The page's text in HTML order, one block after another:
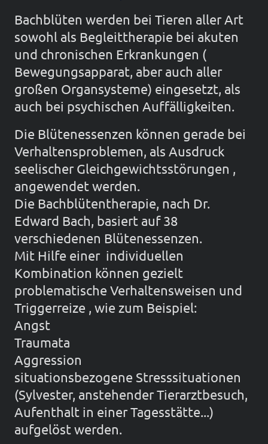
Bachblüten werden bei Tieren aller Art
sowohl als Begleittherapie bei akuten
und chronischen Erkrankungen (
Bewegungsapparat, aber auch aller
großen Organsysteme) eingesetzt, als
auch bei psychischen Auffälligkeiten.
Die Blütenessenzen können gerade bei
Verhaltensproblemen, als Ausdruck
seelischer Gleichgewichtsstörungen ,
angewendet werden.
Die Bachblütentherapie, nach Dr.
Edward Bach, basiert auf 38
verschiedenen Blütenessenzen.
Mit Hilfe einer individuellen
Kombination können gezielt
problematische Verhaltensweisen und
Triggerreize , wie zum Beispiel:
Angst
Traumata
Aggression
situationsbezogene Stresssituationen
(Sylvester, anstehender Tierarztbesuch,
Aufenthalt in einer Tagesstätte...)
aufgelöst werden.